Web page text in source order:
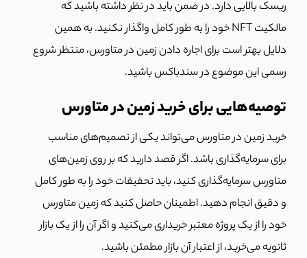
ریسک بالایی دارد. در ضمن باید در نظر داشته باشید که
مالکیت NFT خود را به طور کامل واگذار نکنید. به همین
دلایل بهتر است برای اجاره دادن زمین در متاورس، منتظر شروع
رسمی این موضوع در سندباکس باشید.
توصیه‌هایی برای خرید زمین در متاورس
خرید زمین در متاورس می‌تواند یکی از تصمیم‌های مناسب
برای سرمایه‌گذاری باشد. اگر قصد دارید که بر روی زمین‌های
متاورس سرمایه‌گذاری کنید، باید تحقیقات خود را به طور کامل
و دقیق انجام دهید. اطمینان حاصل کنید که زمین متاورس
خود را از یک پروژه معتبر خریداری می‌کنید و اگر آن را از یک بازار
ثانویه می‌خرید، از اعتبار آن بازار مطمئن باشید.